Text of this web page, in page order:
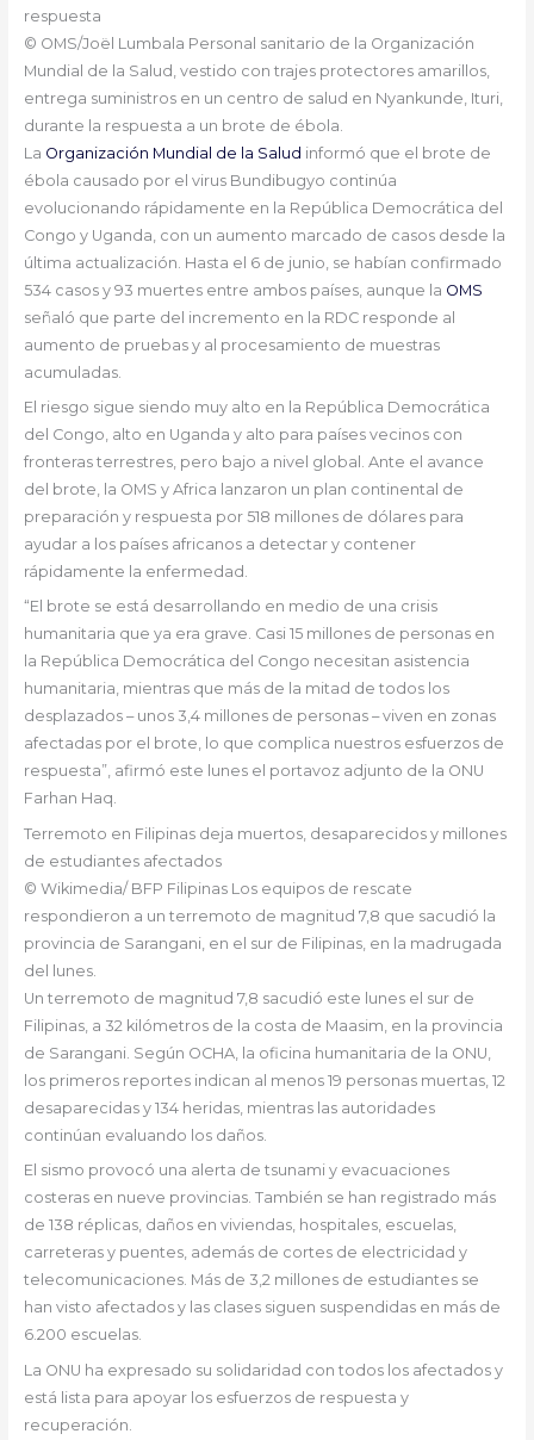
respuesta
© OMS/Joël Lumbala Personal sanitario de la Organización
Mundial de la Salud, vestido con trajes protectores amarillos,
entrega suministros en un centro de salud en Nyankunde, Ituri,
durante la respuesta a un brote de ébola.
La Organización Mundial de la Salud informó que el brote de
ébola causado por el virus Bundibugyo continúa
evolucionando rápidamente en la República Democrática del
Congo y Uganda, con un aumento marcado de casos desde la
última actualización. Hasta el 6 de junio, se habían confirmado
534 casos y 93 muertes entre ambos países, aunque la OMS
señaló que parte del incremento en la RDC responde al
aumento de pruebas y al procesamiento de muestras
acumuladas.
El riesgo sigue siendo muy alto en la República Democrática
del Congo, alto en Uganda y alto para países vecinos con
fronteras terrestres, pero bajo a nivel global. Ante el avance
del brote, la OMS y Africa lanzaron un plan continental de
preparación y respuesta por 518 millones de dólares para
ayudar a los países africanos a detectar y contener
rápidamente la enfermedad.
“El brote se está desarrollando en medio de una crisis
humanitaria que ya era grave. Casi 15 millones de personas en
la República Democrática del Congo necesitan asistencia
humanitaria, mientras que más de la mitad de todos los
desplazados – unos 3,4 millones de personas – viven en zonas
afectadas por el brote, lo que complica nuestros esfuerzos de
respuesta”, afirmó este lunes el portavoz adjunto de la ONU
Farhan Haq.
Terremoto en Filipinas deja muertos, desaparecidos y millones
de estudiantes afectados
© Wikimedia/ BFP Filipinas Los equipos de rescate
respondieron a un terremoto de magnitud 7,8 que sacudió la
provincia de Sarangani, en el sur de Filipinas, en la madrugada
del lunes.
Un terremoto de magnitud 7,8 sacudió este lunes el sur de
Filipinas, a 32 kilómetros de la costa de Maasim, en la provincia
de Sarangani. Según OCHA, la oficina humanitaria de la ONU,
los primeros reportes indican al menos 19 personas muertas, 12
desaparecidas y 134 heridas, mientras las autoridades
continúan evaluando los daños.
El sismo provocó una alerta de tsunami y evacuaciones
costeras en nueve provincias. También se han registrado más
de 138 réplicas, daños en viviendas, hospitales, escuelas,
carreteras y puentes, además de cortes de electricidad y
telecomunicaciones. Más de 3,2 millones de estudiantes se
han visto afectados y las clases siguen suspendidas en más de
6.200 escuelas.
La ONU ha expresado su solidaridad con todos los afectados y
está lista para apoyar los esfuerzos de respuesta y
recuperación.